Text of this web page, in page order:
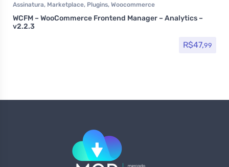
Assinatura, Marketplace, Plugins, Woocommerce
WCFM – WooCommerce Frontend Manager – Analytics –
v2.2.3
R$47,99